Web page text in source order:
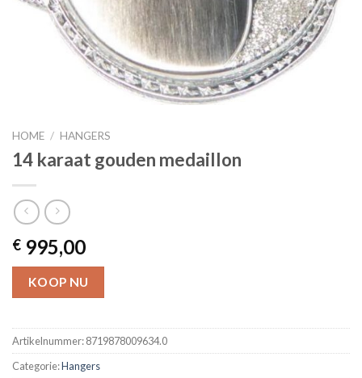
HOME / HANGERS
14 karaat gouden medaillon
€ 995,00
KOOP NU
Artikelnummer:8719878009634.0
Categorie:Hangers